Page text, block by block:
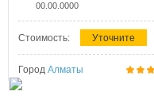
00.00.0000
Стоимость: Уточните
Город Алматы